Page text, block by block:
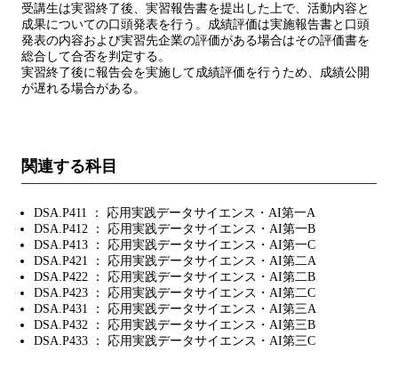
受講生は実習終了後、実習報告書を提出した上で、活動内容と
成果についての口頭発表を行う。成績評価は実施報告書と口頭
発表の内容および実習先企業の評価がある場合はその評価書を
総合して合否を判定する。
実習終了後に報告会を実施して成績評価を行うため、成績公開
が遅れる場合がある。
関連する科目
DSA.P411 ： 応用実践データサイエンス・AI第一A
DSA.P412 ： 応用実践データサイエンス・AI第一B
DSA.P413 ： 応用実践データサイエンス・AI第一C
DSA.P421 ： 応用実践データサイエンス・AI第二A
DSA.P422 ： 応用実践データサイエンス・AI第二B
DSA.P423 ： 応用実践データサイエンス・AI第二C
DSA.P431 ： 応用実践データサイエンス・AI第三A
DSA.P432 ： 応用実践データサイエンス・AI第三B
DSA.P433 ： 応用実践データサイエンス・AI第三C